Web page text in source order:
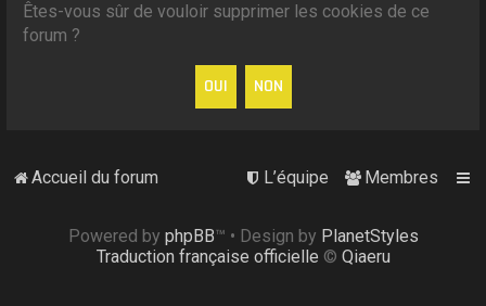
Êtes-vous sûr de vouloir supprimer les cookies de ce
forum ?
Accueil du forum Membres
L’équipe
Powered by phpBB™ • Design by PlanetStyles
Traduction française officielle © Qiaeru